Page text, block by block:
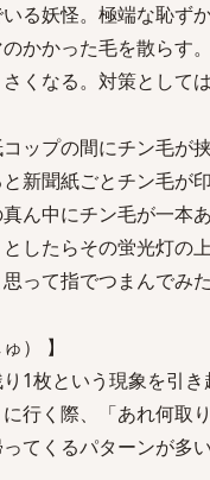
る妖怪。極端な恥ず
かかった毛を散らす
くなる。対策として
ップの間にチン毛が
新聞紙ごとチン毛が
ん中にチン毛が一本あ
したらその蛍光灯の
って指でつまんでみ
） 】
1枚という現象を引き
行く際、「あれ何取
てくるパターンが多い